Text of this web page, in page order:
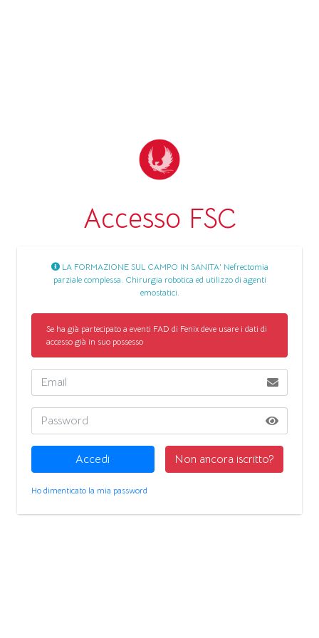
Accesso FSC
LA FORMAZIONE SUL CAMPO IN SANITA' Nefrectomia
parziale complessa. Chirurgia robotica ed utilizzo di agenti
emostatici.
Se ha già partecipato a eventi FAD di Fenix deve usare i dati di
accesso già in suo possesso
Accedi Non ancora iscritto?
Ho dimenticato la mia password